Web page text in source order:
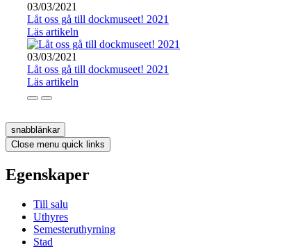
03/03/2021
Låt oss gå till dockmuseet! 2021
Läs artikeln
03/03/2021
Låt oss gå till dockmuseet! 2021
Läs artikeln
snabblänkar
Close menu quick links
Egenskaper
Till salu
Uthyres
Semesteruthyrning
Stad